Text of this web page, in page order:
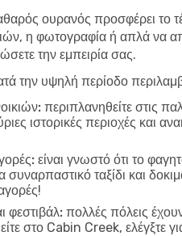
ουρανός προσφέρει το
η φωτογραφία ή απλά να
την εμπειρία σας.
την υψηλή περίοδο
περιπλανηθείτε στις
ιστορικές περιοχές και
είναι γνωστό ότι το
ταξίδι και
φεστιβάλ: πολλές πόλεις
στο Cabin Creek, ελέγξτε